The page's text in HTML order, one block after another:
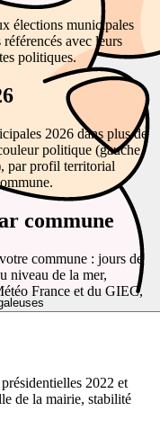
élections municipales
avec leurs
politiques.
2026 dans plus de
politique (gauche,
par profil territorial
commune
commune : jours de
niveau de la mer,
France et du GIEC,
2022 et
de la mairie, stabilité